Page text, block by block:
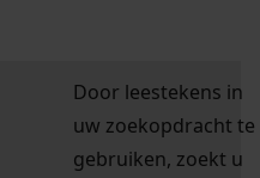
Door leestekens in
uw zoekopdracht te
gebruiken, zoekt u